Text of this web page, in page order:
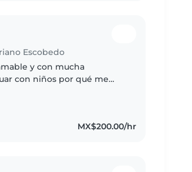
Escobedo
y con mucha
con niños por qué me
MX$200.00/hr